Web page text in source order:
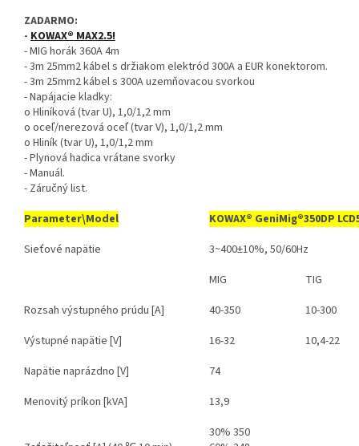
ZADARMO:
- KOWAX® MAX2.5!
- MIG horák 360A 4m
- 3m 25mm2 kábel s držiakom elektród 300A a EUR konektorom.
- 3m 25mm2 kábel s 300A uzemňovacou svorkou
- Napájacie kladky:
o Hliníková (tvar U), 1,0/1,2 mm
o oceľ/nerezová oceľ (tvar V), 1,0/1,2 mm
o Hliník (tvar U), 1,0/1,2 mm
- Plynová hadica vrátane svorky
- Manuál.
- Záručný list.
Parameter\Model
KOWAX® GeniMig®350DP
Sieťové napätie
3~400±10%, 50/60Hz
MIG
TIG
Rozsah výstupného prúdu [A]
40-350
10-300
Výstupné napätie [V]
16-32
10,4-22
Napätie naprázdno [V]
74
Menovitý príkon [kVA]
13,9
30% 350